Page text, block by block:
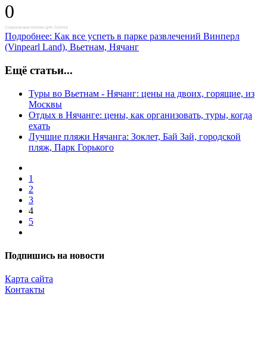
0
Социальные кнопки для Joomla
Подробнее: Как все успеть в парке развлечений Винперл
(Vinpearl Land), Вьетнам, Нячанг
Ещё статьи...
Туры во Вьетнам - Нячанг: цены на двоих, горящие, из
Москвы
Отдых в Нячанге: цены, как организовать, туры, когда
ехать
Лучшие пляжи Нячанга: Зоклет, Бай Зай, городской
пляж, Парк Горького
1
2
3
4
5
Подпишись на новости
Карта сайта
Контакты